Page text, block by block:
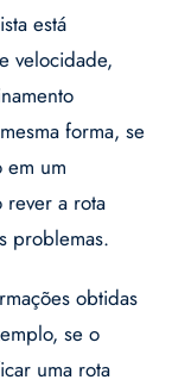
está
velocidade,
forma, se
em um
a rota
problemas.
obtidas
se o
uma rota